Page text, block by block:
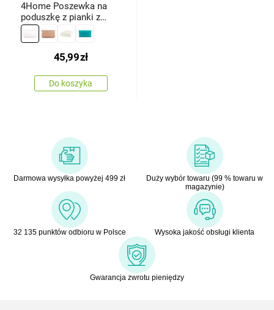
4Home Poszewka na
poduszkę z pianki z
pamięcią profilowana
biały, 50 x 30 cm
45,99zł
Do koszyka
Darmowa wysyłka powyżej 499 zł
Duży wybór towaru (99 % towaru w
magazynie)
32 135 punktów odbioru w Polsce Wysoka jakość obsługi klienta
Gwarancja zwrotu pieniędzy